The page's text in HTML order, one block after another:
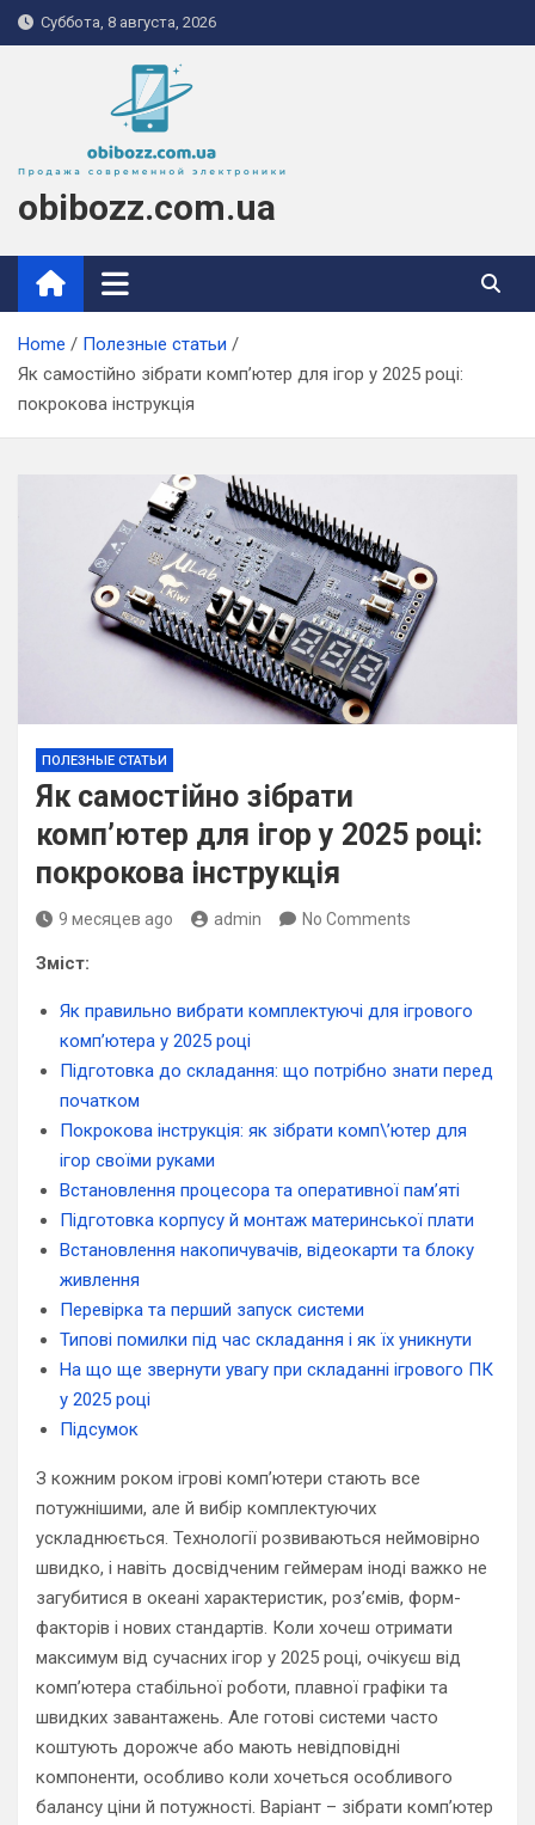
Skip
to
Суббота, 8 августа, 2026
obibozz.com.ua
Home
Полезные статьи
Як самостійно зібрати комп’ютер для ігор у 2025 році:
покрокова інструкція
ПОЛЕЗНЫЕ СТАТЬИ
Як самостійно зібрати
комп’ютер для ігор у 2025 році:
покрокова інструкція
9 месяцев ago admin No Comments
Зміст:
Як правильно вибрати комплектуючі для ігрового
комп’ютера у 2025 році
Підготовка до складання: що потрібно знати перед
початком
Покрокова інструкція: як зібрати комп\’ютер для
ігор своїми руками
Встановлення процесора та оперативної пам’яті
Підготовка корпусу й монтаж материнської плати
Встановлення накопичувачів, відеокарти та блоку
живлення
Перевірка та перший запуск системи
Типові помилки під час складання і як їх уникнути
На що ще звернути увагу при складанні ігрового ПК
у 2025 році
Підсумок
З кожним роком ігрові комп’ютери стають все
потужнішими, але й вибір комплектуючих
ускладнюється. Технології розвиваються неймовірно
швидко, і навіть досвідченим геймерам іноді важко не
загубитися в океані характеристик, роз’ємів, форм-
факторів і нових стандартів. Коли хочеш отримати
максимум від сучасних ігор у 2025 році, очікуєш від
комп’ютера стабільної роботи, плавної графіки та
швидких завантажень. Але готові системи часто
коштують дорожче або мають невідповідні
компоненти, особливо коли хочеться особливого
балансу ціни й потужності. Варіант – зібрати комп’ютер